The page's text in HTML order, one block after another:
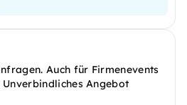
Auch für Firmenevents
Angebot